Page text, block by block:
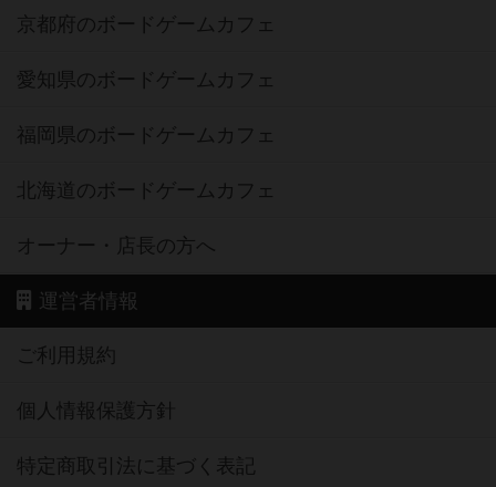
京都府のボードゲームカフェ
愛知県のボードゲームカフェ
福岡県のボードゲームカフェ
北海道のボードゲームカフェ
オーナー・店長の方へ
運営者情報
ご利用規約
個人情報保護方針
特定商取引法に基づく表記